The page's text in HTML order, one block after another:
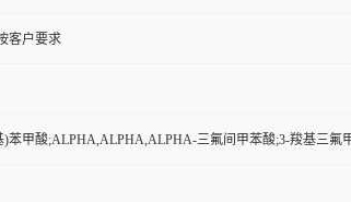
客户要求
)苯甲酸;ALPHA,ALPHA,ALPHA-三氟间甲苯酸;3-羧基三